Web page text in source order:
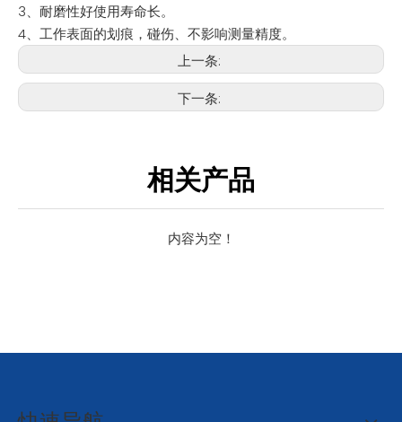
3、耐磨性好使用寿命长。
4、工作表面的划痕，碰伤、不影响测量精度。
上一条:
下一条:
相关产品
内容为空！